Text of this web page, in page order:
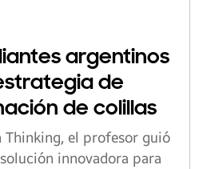
argentinos
de
de colillas
Thinking, el profesor guió
innovadora para